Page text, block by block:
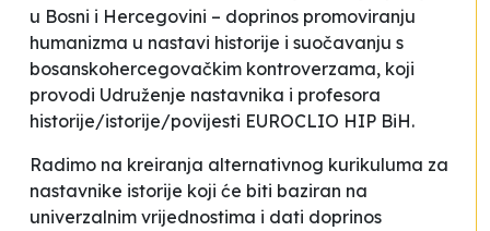
u Bosni i Hercegovini – doprinos promoviranju
humanizma u nastavi historije i suočavanju s
bosanskohercegovačkim kontroverzama, koji
provodi Udruženje nastavnika i profesora
historije/istorije/povijesti EUROCLIO HIP BiH.
Radimo na kreiranja alternativnog kurikuluma za
nastavnike istorije koji će biti baziran na
univerzalnim vrijednostima i dati doprinos